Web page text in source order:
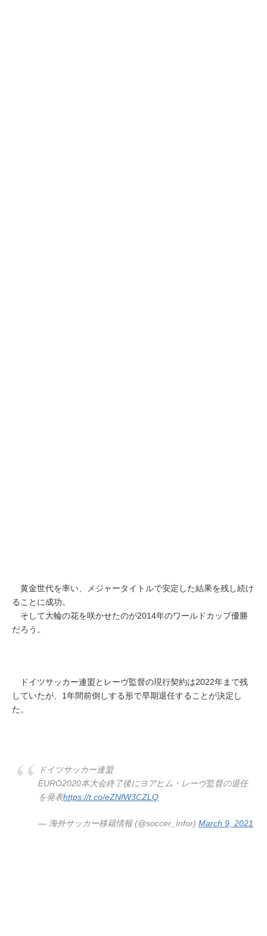
黄金世代を率い、メジャータイトルで安定した結果を残し続け
ることに成功。
そして大輪の花を咲かせたのが2014年のワールドカップ優勝
だろう。
ドイツサッカー連盟とレーヴ監督の現行契約は2022年まで残
していたが、1年間前倒しする形で早期退任することが決定し
た。
ドイツサッカー連盟
EURO2020本大会終了後にヨアヒム・レーヴ監督の退任
を発表https://t.co/eZNfW3CZLQ
— 海外サッカー移籍情報 (@soccer_Infor) March 9, 2021